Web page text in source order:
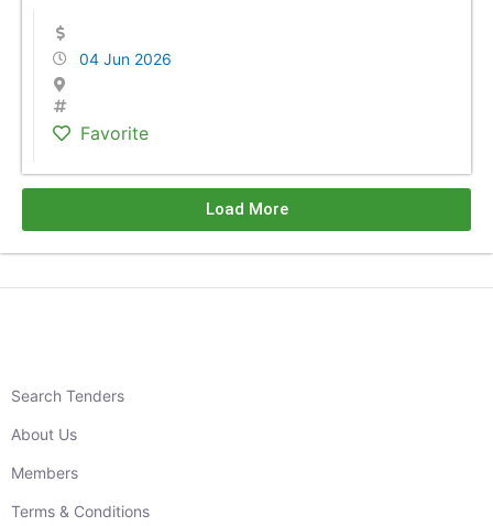
04 Jun 2026
Favorite
Load More
Search Tenders
About Us
Members
Terms & Conditions